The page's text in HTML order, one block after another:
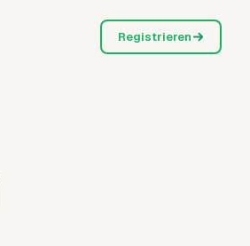
Registrieren